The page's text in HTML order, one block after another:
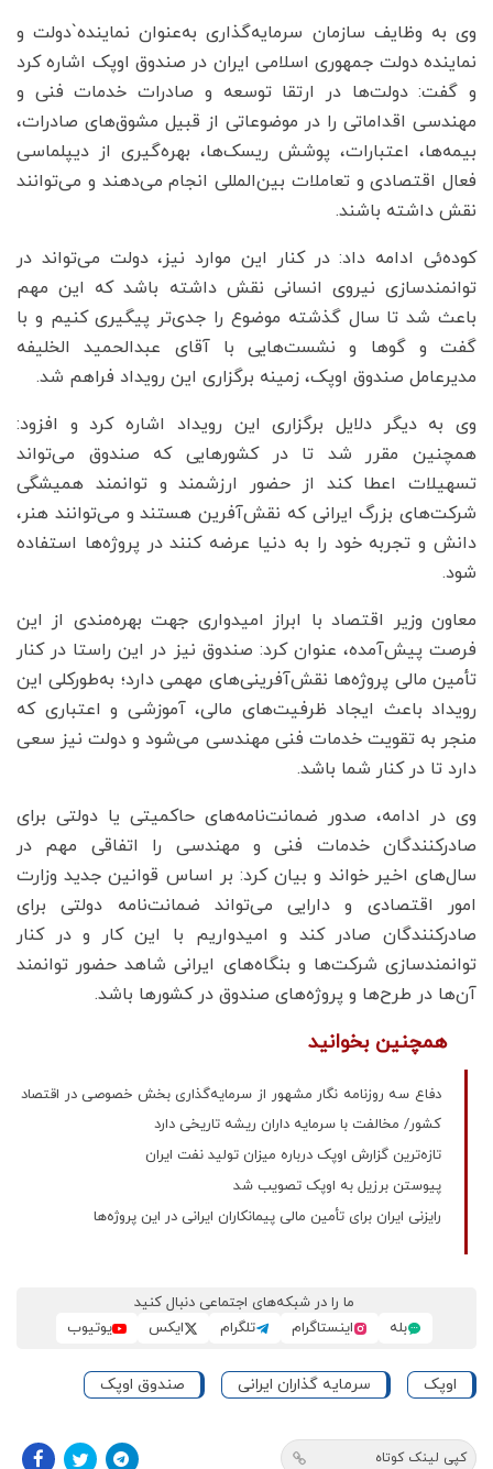
وی به وظایف سازمان سرمایه‌گذاری به‌عنوان نماینده`دولت و
نماینده دولت جمهوری اسلامی ایران در صندوق اوپک اشاره کرد
و گفت: دولت‌ها در ارتقا توسعه و صادرات خدمات فنی و
مهندسی اقداماتی را در موضوعاتی از قبیل مشوق‌های صادرات،
بیمه‌ها، اعتبارات، پوشش ریسک‌ها، بهره‌گیری از دیپلماسی
فعال اقتصادی و تعاملات بین‌المللی انجام می‌دهند و می‌توانند
نقش داشته باشند.
کوده‌ئی ادامه داد: در کنار این موارد نیز، دولت می‌تواند در
توانمندسازی نیروی انسانی نقش داشته باشد که این مهم
باعث شد تا سال گذشته موضوع را جدی‌تر پیگیری کنیم و با
گفت و گوها و نشست‌هایی با آقای عبدالحمید الخلیفه
مدیرعامل صندوق اوپک، زمینه برگزاری این رویداد فراهم شد.
وی به دیگر دلایل برگزاری این رویداد اشاره کرد و افزود:
همچنین مقرر شد تا در کشورهایی که صندوق می‌تواند
تسهیلات اعطا کند از حضور ارزشمند و توانمند همیشگی
شرکت‌های بزرگ ایرانی که نقش‌آفرین هستند و می‌توانند هنر،
دانش و تجربه خود را به دنیا عرضه کنند در پروژه‌ها استفاده
شود.
معاون وزیر اقتصاد با ابراز امیدواری جهت بهره‌مندی از این
فرصت پیش‌آمده، عنوان کرد: صندوق نیز در این راستا در کنار
تأمین مالی پروژه‌ها نقش‌آفرینی‌های مهمی دارد؛ به‌طورکلی این
رویداد باعث ایجاد ظرفیت‌های مالی، آموزشی و اعتباری که
منجر به تقویت خدمات فنی مهندسی می‌شود و دولت نیز سعی
دارد تا در کنار شما باشد.
وی در ادامه، صدور ضمانت‌نامه‌های حاکمیتی یا دولتی برای
صادرکنندگان خدمات فنی و مهندسی را اتفاقی مهم در
سال‌های اخیر خواند و بیان کرد: بر اساس قوانین جدید وزارت
امور اقتصادی و دارایی می‌تواند ضمانت‌نامه دولتی برای
صادرکنندگان صادر کند و امیدواریم با این کار و در کنار
توانمندسازی شرکت‌ها و بنگاه‌های ایرانی شاهد حضور توانمند
آن‌ها در طرح‌ها و پروژه‌های صندوق در کشورها باشد.
همچنین بخوانید
دفاع سه روزنامه نگار مشهور از سرمایه‌گذاری بخش خصوصی در اقتصاد
کشور/ مخالفت با سرمایه داران ریشه تاریخی دارد
تازه‌ترین گزارش اوپک درباره میزان تولید نفت ایران
پیوستن برزیل به اوپک تصویب شد
رایزنی ایران برای تأمین مالی پیمانکاران ایرانی در این پروژه‌ها
ما را در شبکه‌های اجتماعی دنبال کنید
بله
اینستاگرام تلگرام ایکس یوتیوب
اوپک سرمایه گذاران ایرانی صندوق اوپک
کپی لینک کوتاه